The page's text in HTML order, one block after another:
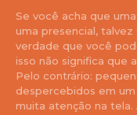
Se você acha que
uma presencial, talvez
verdade que você
isso não significa que
Pelo contrário:
despercebidos em
muita atenção na tela.